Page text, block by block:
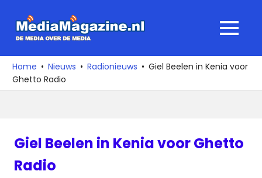
naar
media
over
de
MENU
Home Nieuws Radionieuws
Giel Beelen in Kenia voor
Ghetto Radio
Giel Beelen in Kenia voor Ghetto
Radio